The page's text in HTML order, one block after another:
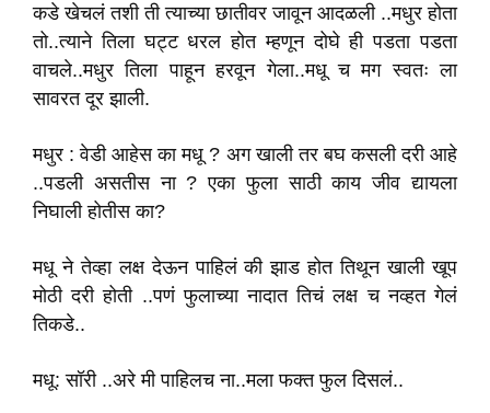
कडे खेचलं तशी ती त्याच्या छातीवर जावून आदळली ..मधुर होता
तो..त्याने तिला घट्ट धरल होत म्हणून दोघे ही पडता पडता
वाचले..मधुर तिला पाहून हरवून गेला..मधू च मग स्वतः ला
सावरत दूर झाली.
मधुर : वेडी आहेस का मधू ? अग खाली तर बघ कसली दरी आहे
..पडली असतीस ना ? एका फुला साठी काय जीव द्यायला
निघाली होतीस का?
मधू ने तेव्हा लक्ष देऊन पाहिलं की झाड होत तिथून खाली खूप
मोठी दरी होती ..पणं फुलाच्या नादात तिचं लक्ष च नव्हत गेलं
तिकडे..
मधू: सॉरी ..अरे मी पाहिलच ना..मला फक्त फुल दिसलं..